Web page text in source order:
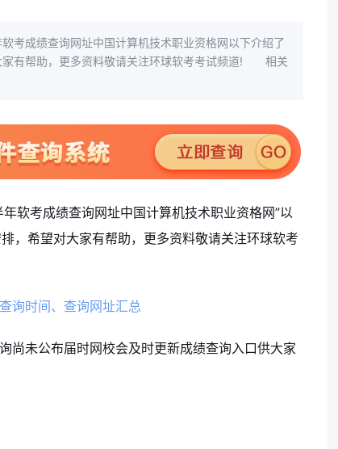
成绩查询网址中国计算机技术职业资格网以下介绍了
家有帮助，更多资料敬请关注环球软考考试频道! 相关
考成绩查询网址中国计算机技术职业资格网”以
，希望对大家有帮助，更多资料敬请关注环球软考
询时间、查询网址汇总
未公布届时网校会及时更新成绩查询入口供大家